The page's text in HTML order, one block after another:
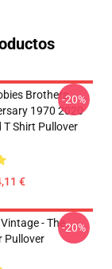
Brothers
1970 2020
T Shirt Pullover
€
-20%
- The
Pullover
-20%